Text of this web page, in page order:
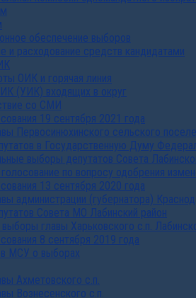
обеспечение выборов
и расходование средств кандидатами
ОИК и горячая линия
(УИК) входящих в округ
со СМИ
19 сентября 2021 года
Первосинюхинского сельского
в Государственную Думу
выборы депутатов Совета
по вопросу одобрения
13 сентября 2020 года
администрации (губернатора)
Совета МО Лабинский район
главы Харьковского с.п.
8 сентября 2019 года
МСУ о выборах
Ахметовского с.п.
Вознесенского с.п.